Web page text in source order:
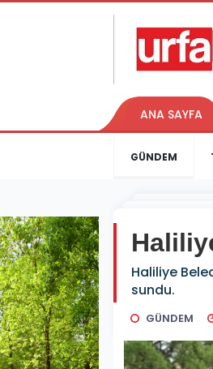
ANA SAYFA
GÜNDEM
Haliliye
sundu.
GÜNDEM